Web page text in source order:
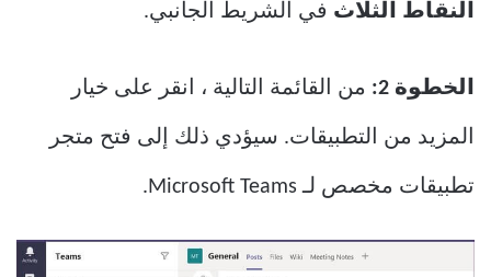
النقاط الثلاث في الشريط الجانبي.
الخطوة 2: من القائمة التالية ، انقر على خيار
المزيد من التطبيقات. سيؤدي ذلك إلى فتح متجر
تطبيقات مخصص لـ Microsoft Teams.